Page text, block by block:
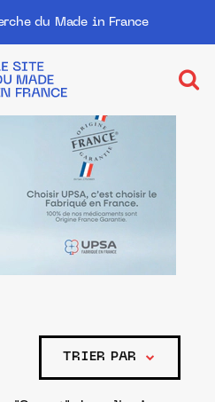
du Made in France
TRIER PAR